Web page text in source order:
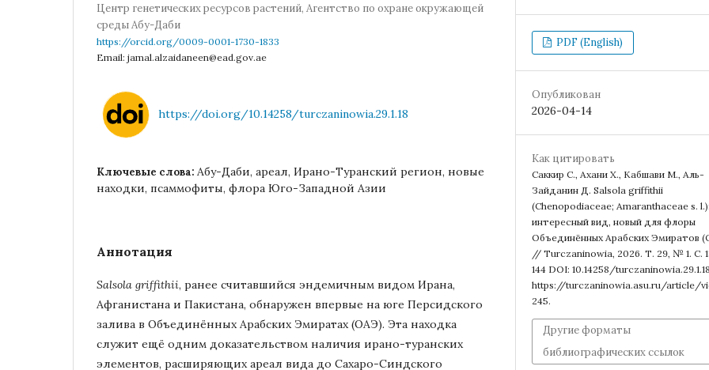
Центр генетических ресурсов растений, Агентство по охране окружающей
среды Абу-Даби
https://orcid.org/0009-0001-1730-1833
Email: jamal.alzaidaneen@ead.gov.ae
https://doi.org/10.14258/turczaninowia.29.1.18
Ключевые слова: Абу-Даби, ареал, Ирано-Туранский регион, новые
находки, псаммофиты, флора Юго-Западной Азии
Аннотация
Salsola griffithii, ранее считавшийся эндемичным видом Ирана,
Афганистана и Пакистана, обнаружен впервые на юге Персидского
залива в Объединённых Арабских Эмиратах (ОАЭ). Эта находка
служит ещё одним доказательством наличия ирано-туранских
элементов, расширяющих ареал вида до Сахаро-Синдского
PDF (English)
Опубликован
2026-04-14
Как цитировать
Саккир С., Ахани Х., Кабшави М., Аль-
Зайданин Д. Salsola griffithii
(Chenopodiaceae; Amaranthaceae s. l.):
интересный вид, новый для флоры
Объединённых Арабских Эмиратов
// Turczaninowia, 2026. Т. 29, № 1. С.
144 DOI: 10.14258/
https://turczaninowia.asu.ru/article/
245.
Другие форматы
библиографических ссылок